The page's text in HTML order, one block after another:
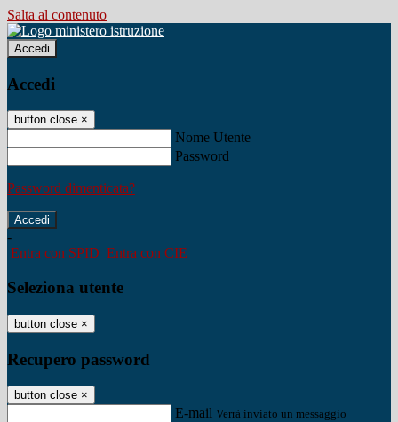
Salta al contenuto
Accedi
Accedi
button close ×
Nome Utente
Password
Password dimenticata?
-
Entra con SPID Entra con CIE
Seleziona utente
button close ×
Recupero password
button close ×
E-mail Verrà inviato un messaggio